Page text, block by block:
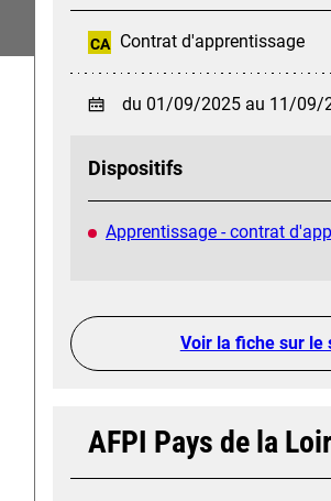
CA Contrat d'apprentissage
du 01/09/2025 au 11/09/
Dispositifs
Apprentissage - contrat
Voir la fiche sur le
AFPI Pays de la